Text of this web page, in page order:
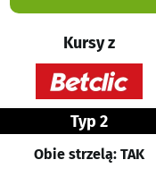
Kursy z
Typ 2
Obie strzelą: TAK